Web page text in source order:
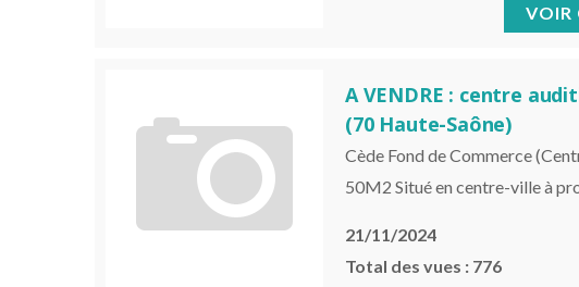
A VENDRE : centre
(70 Haute-Saône)
Cède Fond de Commerce
50M2 Situé en centre-ville à
21/11/2024
Total des vues : 776